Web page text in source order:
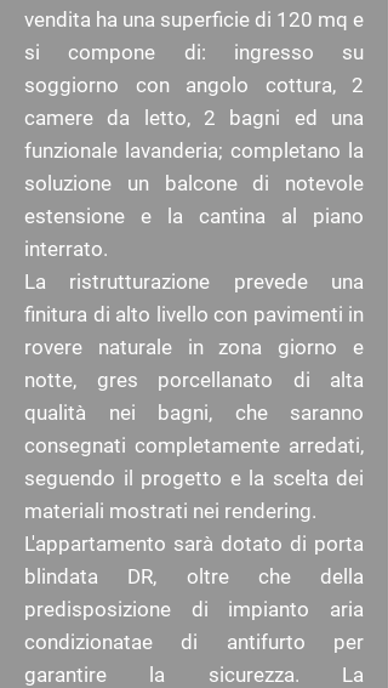
vendita ha una superficie di 120 mq e
si compone di: ingresso su
soggiorno con angolo cottura, 2
camere da letto, 2 bagni ed una
funzionale lavanderia; completano la
soluzione un balcone di notevole
estensione e la cantina al piano
interrato.
La ristrutturazione prevede una
finitura di alto livello con pavimenti in
rovere naturale in zona giorno e
notte, gres porcellanato di alta
qualità nei bagni, che saranno
consegnati completamente arredati,
seguendo il progetto e la scelta dei
materiali mostrati nei rendering.
L'appartamento sarà dotato di porta
blindata DR, oltre che della
predisposizione di impianto aria
condizionatae di antifurto per
garantire la sicurezza. La